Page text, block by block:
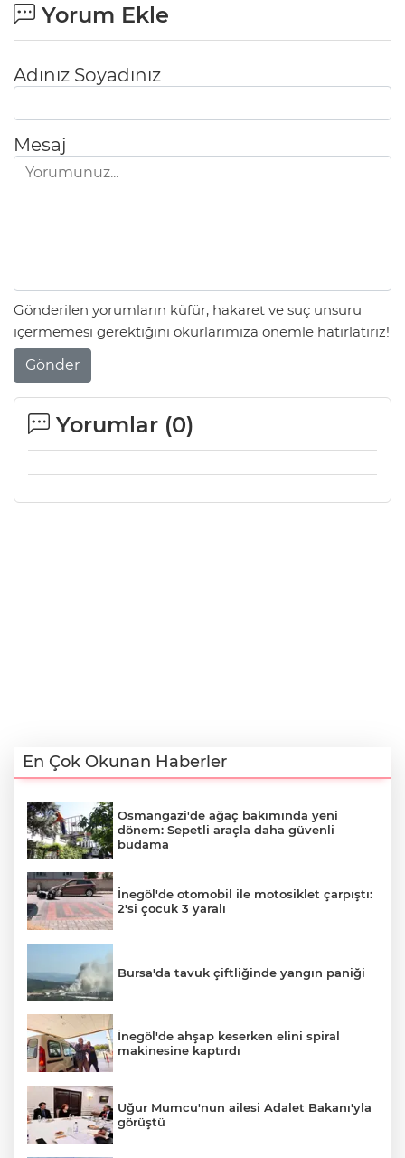
Yorum Ekle
Adınız Soyadınız
Mesaj
Gönderilen yorumların küfür, hakaret ve suç unsuru
içermemesi gerektiğini okurlarımıza önemle hatırlatırız!
Gönder
Yorumlar (0)
En Çok Okunan Haberler
Osmangazi'de ağaç bakımında yeni
dönem: Sepetli araçla daha güvenli
budama
İnegöl'de otomobil ile motosiklet çarpıştı:
2'si çocuk 3 yaralı
Bursa'da tavuk çiftliğinde yangın paniği
İnegöl'de ahşap keserken elini spiral
makinesine kaptırdı
Uğur Mumcu'nun ailesi Adalet Bakanı'yla
görüştü